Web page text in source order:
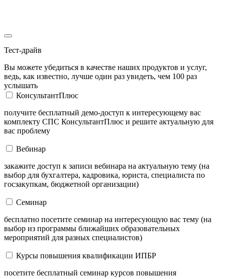
Тест-драйв
Вы можете убедиться в качестве наших продуктов и услуг,
ведь, как известно, лучше один раз увидеть, чем 100 раз
услышать
КонсультантПлюс
получите бесплатный демо-доступ к интересующему вас
комплекту СПС КонсультантПлюс и решите актуальную для
вас проблему
Вебинар
закажите доступ к записи вебинара на актуальную тему (на
выбор для бухгалтера, кадровика, юриста, специалиста по
госзакупкам, бюджетной организации)
Семинар
бесплатно посетите семинар на интересующую вас тему (на
выбор из программы ближайших образовательных
мероприятий для разных специалистов)
Курсы повышения квалификации ИПБР
посетите бесплатный семинар курсов повышения